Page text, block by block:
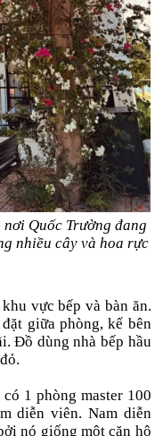
nơi Quốc Trường đang
nhiều cây và hoa rực
vực bếp và bàn ăn.
giữa phòng, kế bên
Đồ dùng nhà bếp hầu
1 phòng master 100
diễn viên. Nam diễn
nó giống một căn hộ